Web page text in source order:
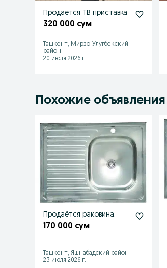
Продаётся ТВ приставка
320 000 сум
Ташкент, Мирзо-Улугбекский
район
20 июля 2026 г.
Похожие объявления
Продаётся раковина.
170 000 сум
Ташкент, Яшнабадский район
23 июля 2026 г.